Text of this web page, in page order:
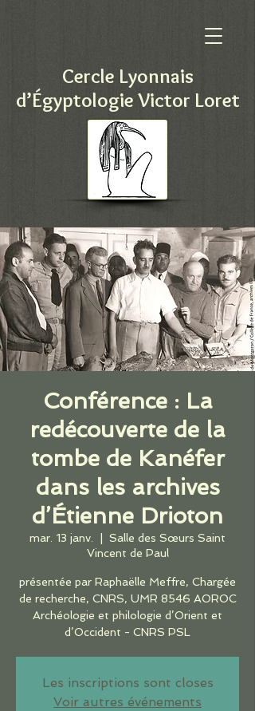
Cercle Lyonnais
d’Égyptologie Victor Loret
Conférence : La
redécouverte de la
tombe de Kanéfer
dans les archives
d’Étienne Drioton
mar. 13 janv.
Salle des Sœurs Saint
Vincent de Paul
présentée par Raphaëlle Meffre, Chargée
de recherche, CNRS, UMR 8546 AOROC
Archéologie et philologie d’Orient et
Les inscriptions sont closes
Voir autres événements